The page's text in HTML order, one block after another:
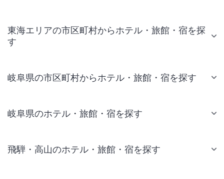
東海エリアの市区町村からホテル・旅館・宿を探
す
岐阜県の市区町村からホテル・旅館・宿を探す
岐阜県のホテル・旅館・宿を探す
飛騨・高山のホテル・旅館・宿を探す